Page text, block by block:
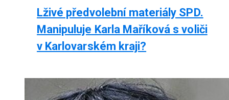
Lživé předvolební materiály SPD.
Manipuluje Karla Maříková s voliči
v Karlovarském kraji?